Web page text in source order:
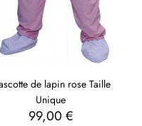
de lapin rose Taille
Unique
99,00 €